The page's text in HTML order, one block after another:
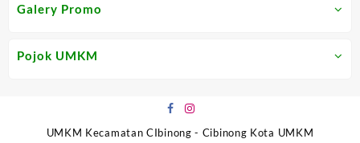
Galery Promo
Pojok UMKM
UMKM Kecamatan CIbinong - Cibinong Kota UMKM